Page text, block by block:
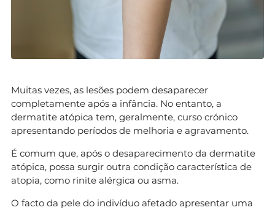
Muitas vezes, as lesões podem desaparecer
completamente após a infância. No entanto, a
dermatite atópica tem, geralmente, curso crónico
apresentando períodos de melhoria e agravamento.
É comum que, após o desaparecimento da dermatite
atópica, possa surgir outra condição característica de
atopia, como rinite alérgica ou asma.
O facto da pele do indivíduo afetado apresentar uma